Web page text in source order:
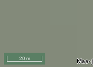
20 m Maa-